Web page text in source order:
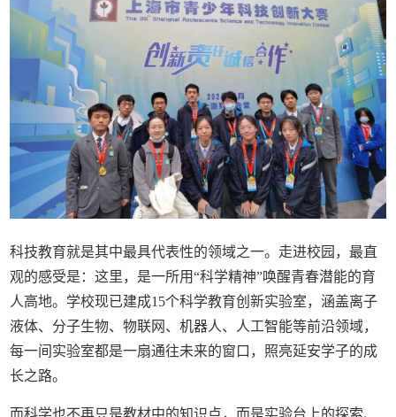
科技教育就是其中最具代表性的领域之一。走进校园，最直
观的感受是：这里，是一所用“科学精神”唤醒青春潜能的育
人高地。学校现已建成15个科学教育创新实验室，涵盖离子
液体、分子生物、物联网、机器人、人工智能等前沿领域，
每一间实验室都是一扇通往未来的窗口，照亮延安学子的成
长之路。